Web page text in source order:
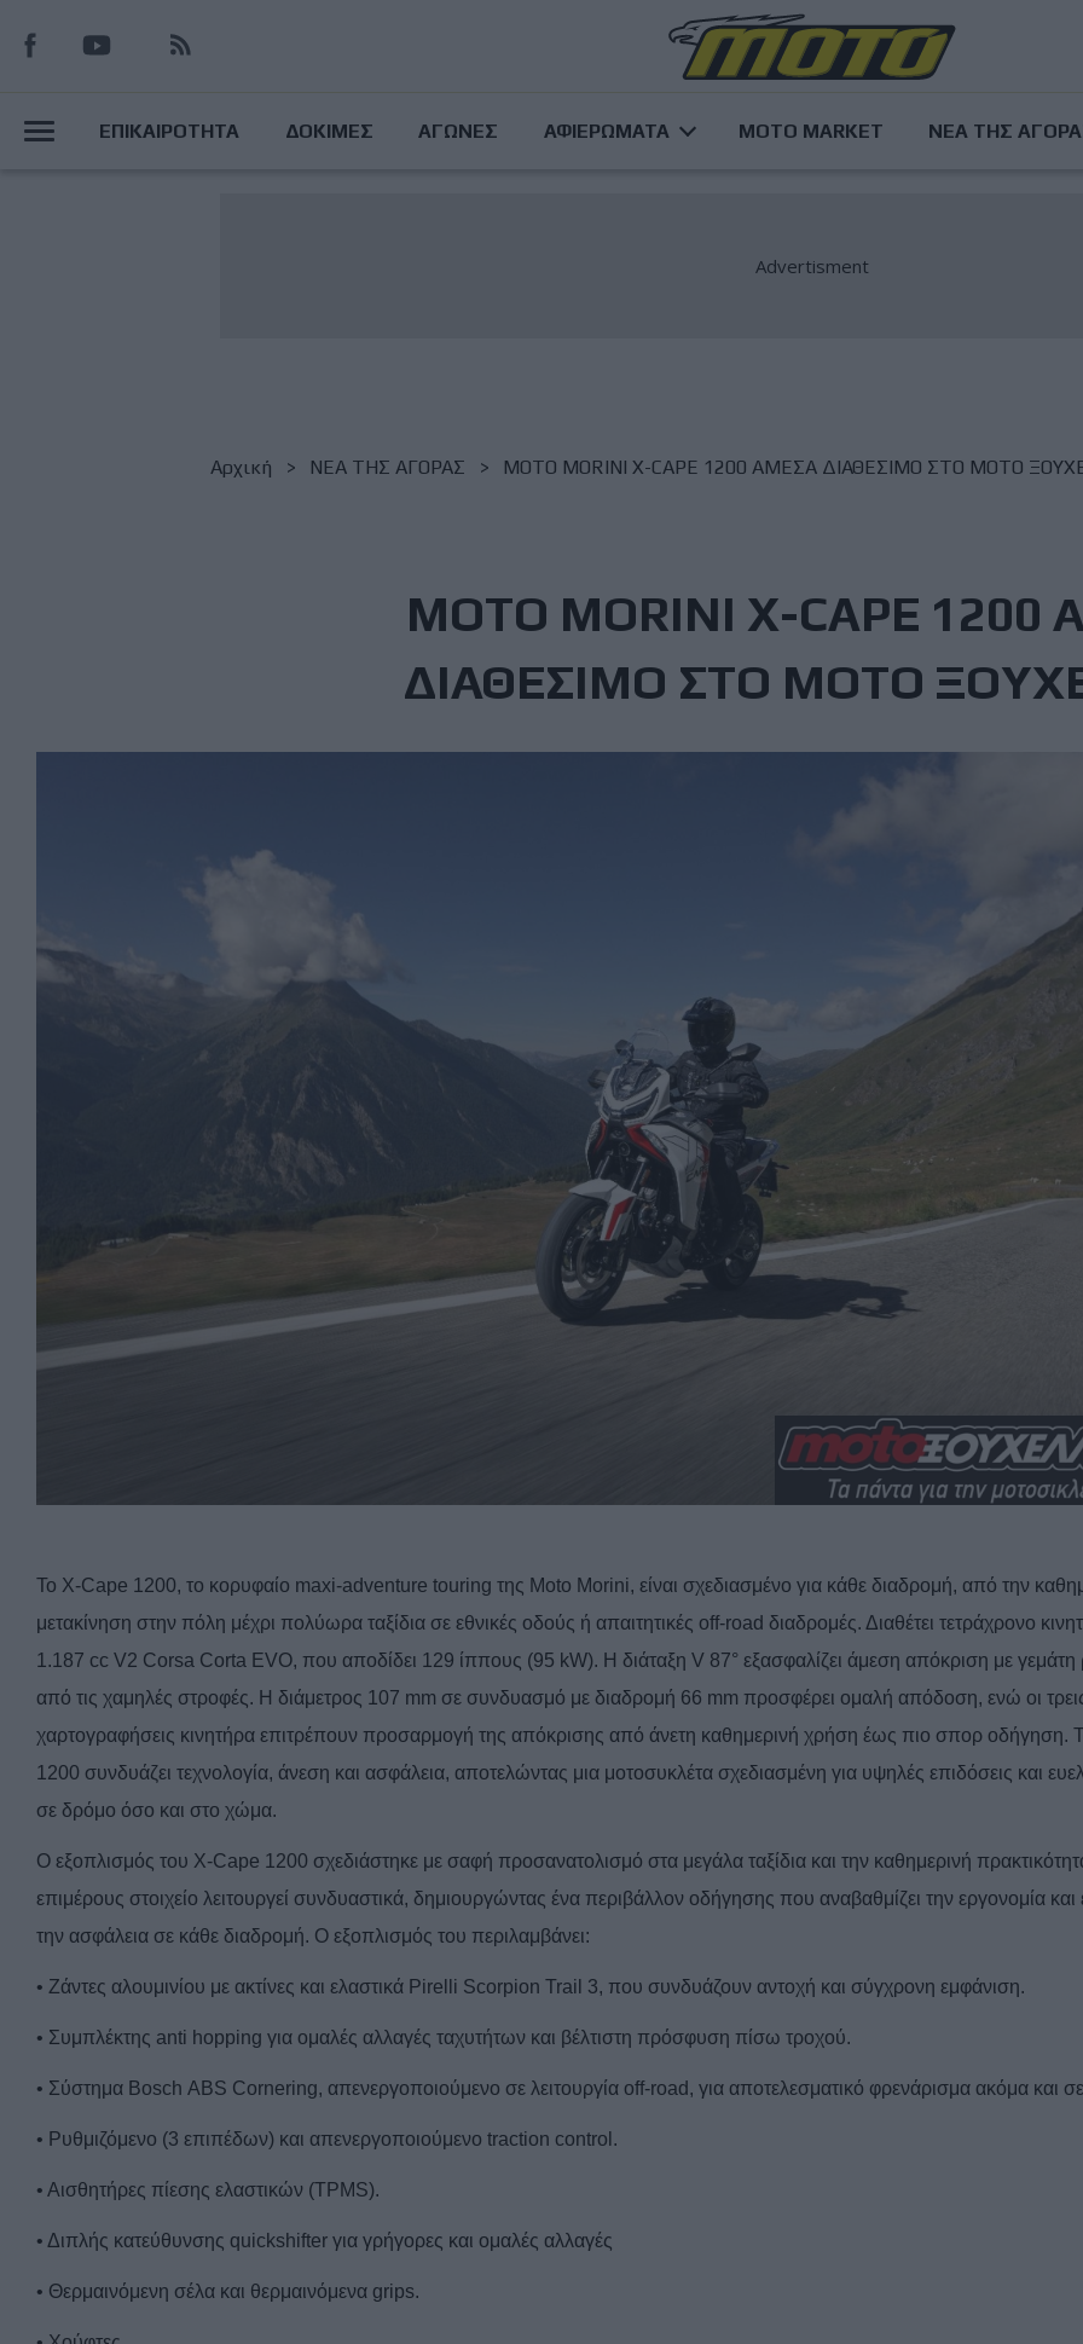
προς
κυρίως
MainΕΠΙΚΑΙΡΟΤΗΤΑ ΔΟΚΙΜΕΣ ΑΓΩΝΕΣ ΑΦΙΕΡΩΜΑΤΑ MOTO MARKET ΝΕΑ ΤΗΣ
Breadcrumb
Αρχική NΕΑ ΤΗΣ ΑΓΟΡΑΣ MOTO MORINI X-CAPE 1200 ΑΜΕΣΑ ΔΙΑΘΕΣΙΜΟ ΣΤΟ ΜΟΤΟ
MOTO MORINI X-CAPE 1200
ΔΙΑΘΕΣΙΜΟ ΣΤΟ ΜΟΤΟ
Το X-Cape 1200, το κορυφαίο maxi-adventure touring της Moto Morini, είναι σχεδιασμένο για κάθε διαδρομή, από την
μετακίνηση στην πόλη μέχρι πολύωρα ταξίδια σε εθνικές οδούς ή απαιτητικές off-road διαδρομές. Διαθέτει τετράχρονο
1.187 cc V2 Corsa Corta EVO, που αποδίδει 129 ίππους (95 kW). Η διάταξη V 87° εξασφαλίζει άμεση απόκριση με
από τις χαμηλές στροφές. Η διάμετρος 107 mm σε συνδυασμό με διαδρομή 66 mm προσφέρει ομαλή απόδοση, ενώ οι
χαρτογραφήσεις κινητήρα επιτρέπουν προσαρμογή της απόκρισης από άνετη καθημερινή χρήση έως πιο σπορ οδήγηση.
1200 συνδυάζει τεχνολογία, άνεση και ασφάλεια, αποτελώντας μια μοτοσυκλέτα σχεδιασμένη για υψηλές επιδόσεις και
σε δρόμο όσο και στο χώμα.
Ο εξοπλισμός του X-Cape 1200 σχεδιάστηκε με σαφή προσανατολισμό στα μεγάλα ταξίδια και την καθημερινή
επιμέρους στοιχείο λειτουργεί συνδυαστικά, δημιουργώντας ένα περιβάλλον οδήγησης που αναβαθμίζει την εργονομία και
την ασφάλεια σε κάθε διαδρομή. Ο εξοπλισμός του περιλαμβάνει:
• Ζάντες αλουμινίου με ακτίνες και ελαστικά Pirelli Scorpion Trail 3, που συνδυάζουν αντοχή και σύγχρονη εμφάνιση.
• Συμπλέκτης anti hopping για ομαλές αλλαγές ταχυτήτων και βέλτιστη πρόσφυση πίσω τροχού.
• Σύστημα Bosch ABS Cornering, απενεργοποιούμενο σε λειτουργία off-road , για αποτελεσματικό φρενάρισμα ακόμα και
• Ρυθμιζόμενο (3 επιπέδων) και απενεργοποιούμενο traction control .
• Αισθητήρες πίεσης ελαστικών (TPMS).
• Διπλής κατεύθυνσης quickshifter για γρήγορες και ομαλές αλλαγές
• Θερμαινόμενη σέλα και θερμαινόμενα grips.